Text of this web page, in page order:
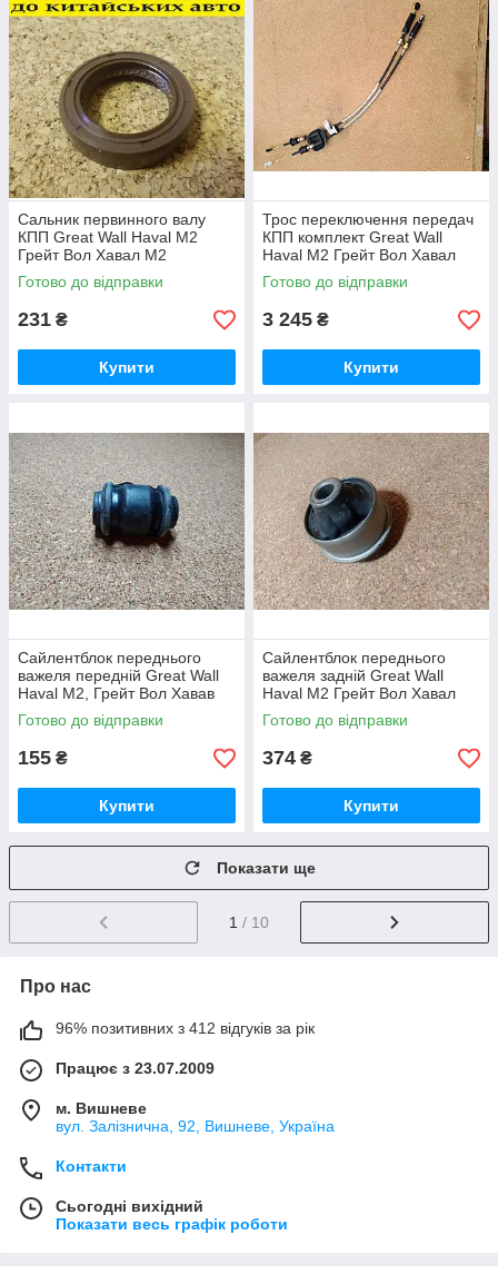
Сальник первинного валу
КПП Great Wall Haval M2
Грейт Вол Хавал М2
Готово до відправки
231 ₴
Купити
Трос переключення передач
КПП комплект Great Wall
Haval M2 Грейт Вол Хавал
М2
Готово до відправки
3 245 ₴
Купити
Сайлентблок переднього
важеля передній Great Wall
Haval M2, Грейт Вол Хавав
М2
Готово до відправки
155 ₴
Купити
Сайлентблок переднього
важеля задній Great Wall
Haval M2 Грейт Вол Хавал
М2
Готово до відправки
374 ₴
Купити
Показати ще
1 / 10
Про нас
96% позитивних з 412 відгуків за рік
Працює з 23.07.2009
м. Вишневе
вул. Залізнична, 92, Вишневе, Україна
Контакти
Сьогодні вихідний
Показати весь графік роботи